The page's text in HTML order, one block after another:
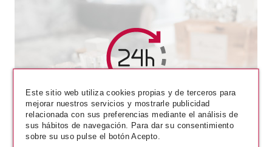
ESSENCE
ESSENCE ALICE IN
WONDERLAND CREMA DE
MANOS 50 ML
Pvr 2.89€
desde
Este sitio web utiliza cookies propias y de terceros para
mejorar nuestros servicios y mostrarle publicidad
relacionada con sus preferencias mediante el análisis de
sus hábitos de navegación. Para dar su consentimiento
sobre su uso pulse el botón Acepto.